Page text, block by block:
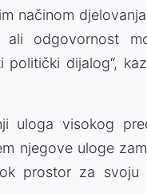
načinom
ali odgovornost
dijalog“,
uloga visokog
njegove uloge
prostor za svoju